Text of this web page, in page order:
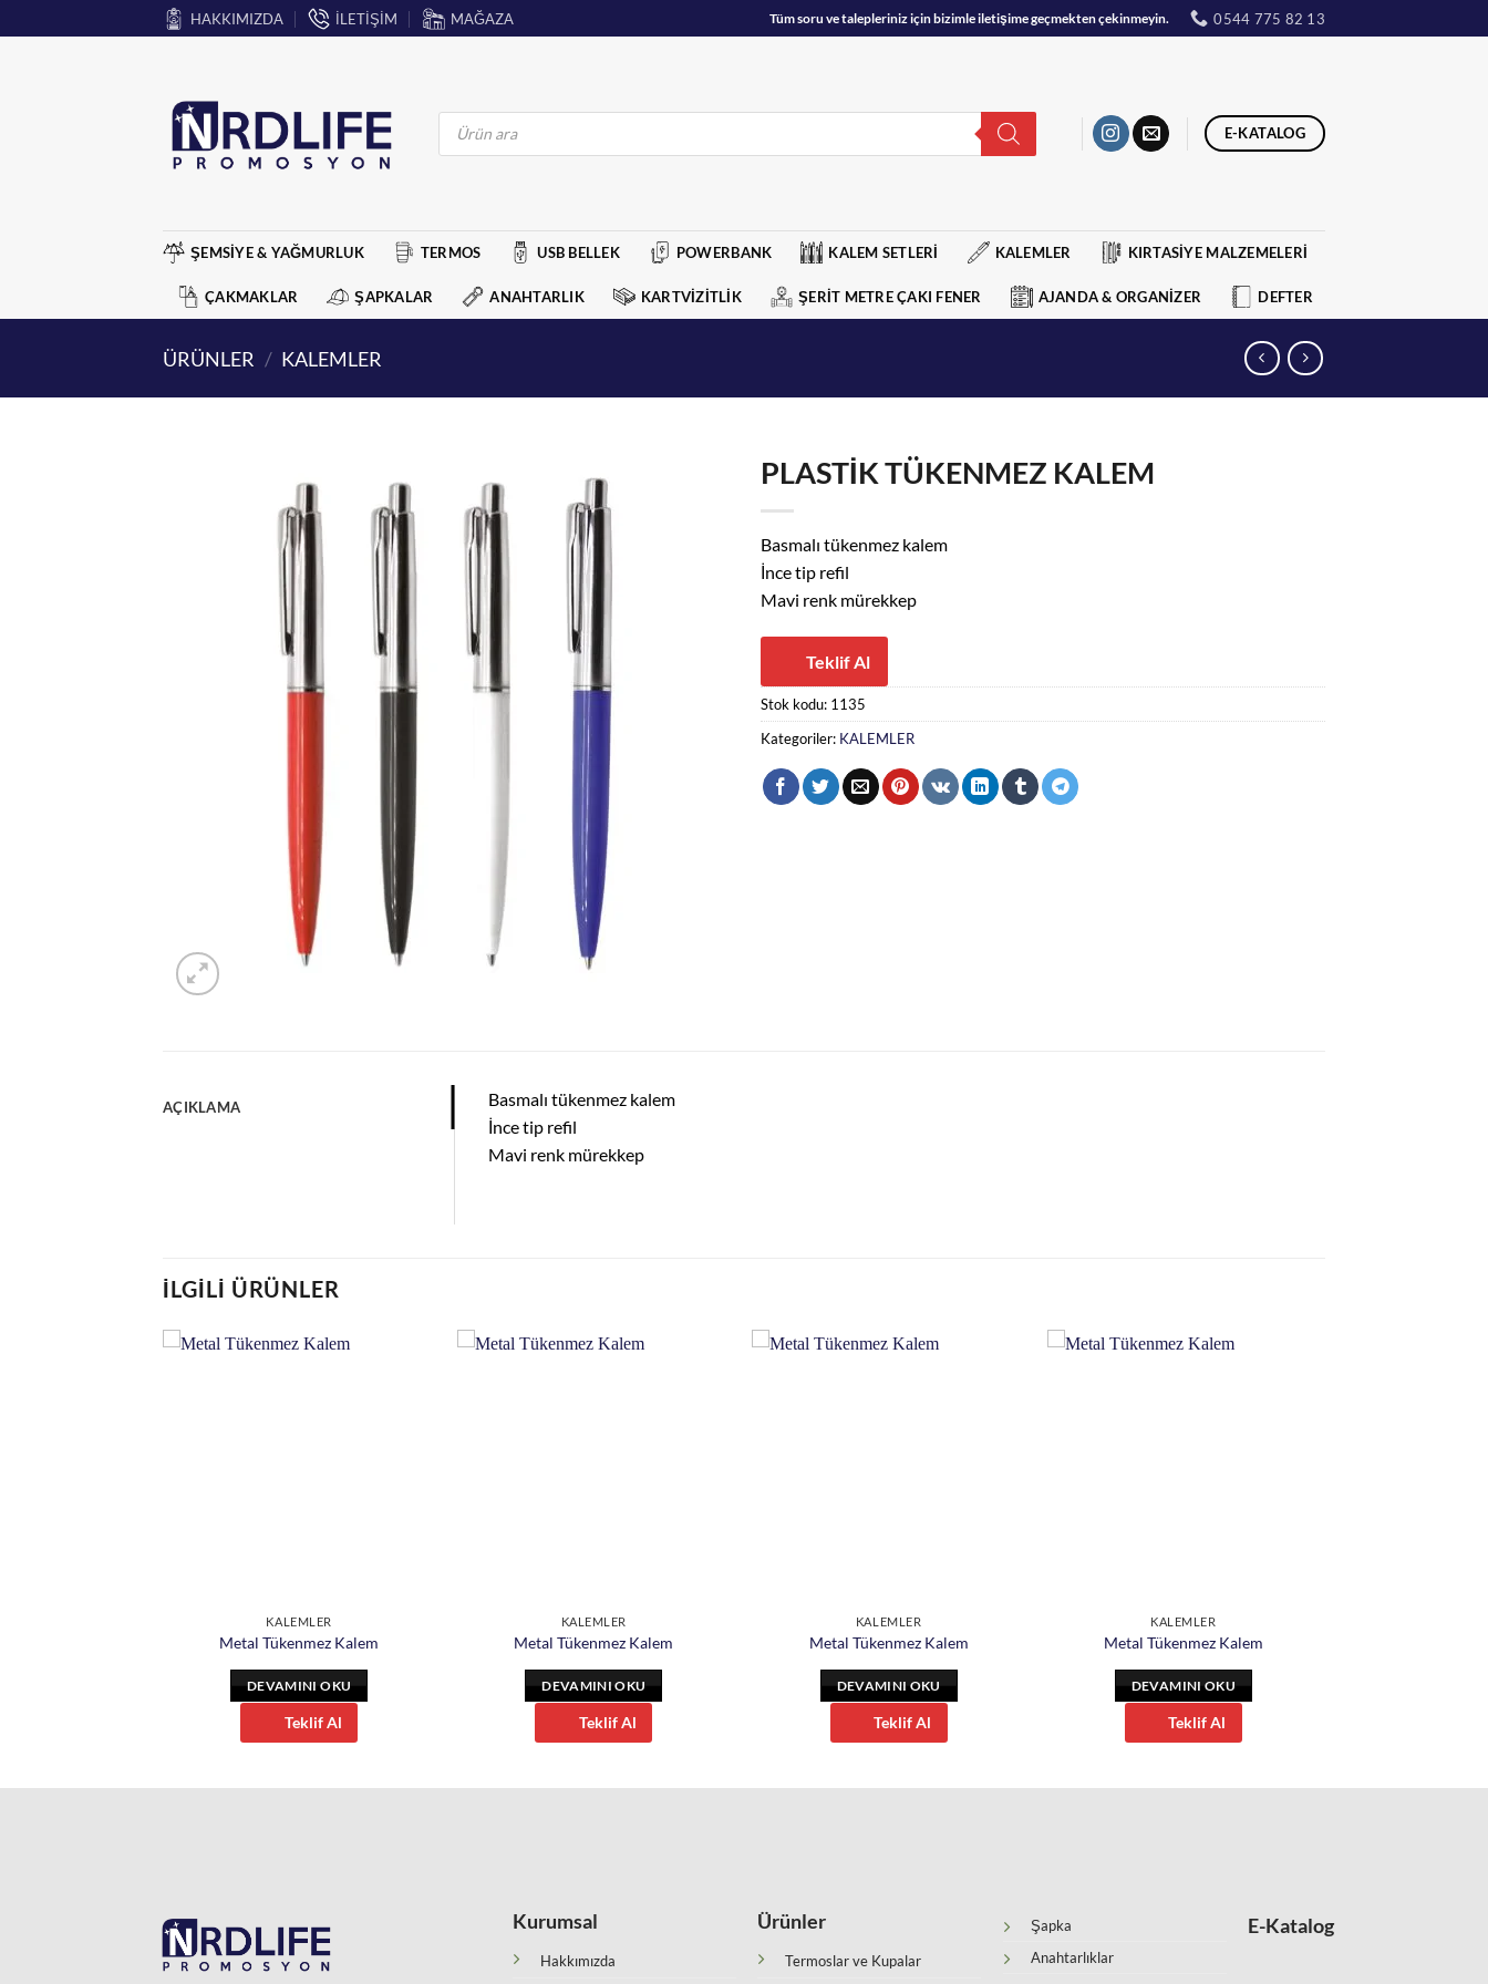
atla
HAKKIMIZDA İLETİŞİM MAĞAZA Tüm soru ve talepleriniz için bizimle iletişime geçmekten çekinmeyin. 0544 775 82 13
Products
search
E-KATALOG
ŞEMSİYE & YAĞMURLUK TERMOS USB BELLEK POWERBANK KALEM SETLERİ KALEMLER KIRTASİYE MALZEMELERİ
ÇAKMAKLAR ŞAPKALAR ANAHTARLIK KARTVİZİTLİK ŞERİT METRE ÇAKI FENER AJANDA & ORGANİZER DEFTER
ÜRÜNLER / KALEMLER
PLASTİK TÜKENMEZ KALEM
Basmalı tükenmez kalem
İnce tip refil
Mavi renk mürekkep
Teklif Al
Stok kodu: 1135
Kategoriler: KALEMLER
AÇIKLAMA
Basmalı tükenmez kalem
İnce tip refil
Mavi renk mürekkep
İLGILI ÜRÜNLER
KALEMLER
Metal Tükenmez Kalem
DEVAMINI OKU
Teklif Al
KALEMLER
Metal Tükenmez Kalem
DEVAMINI OKU
Teklif Al
KALEMLER
Metal Tükenmez Kalem
DEVAMINI OKU
Teklif Al
KALEMLER
Metal Tükenmez Kalem
DEVAMINI OKU
Teklif Al
Kurumsal
Hakkımızda
Ürünler
Termoslar ve Kupalar
Şapka
Anahtarlıklar
E-Katalog